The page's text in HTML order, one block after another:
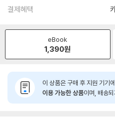
결제혜택
eBook
1,390원
이 상품은 구매 후 지원 기기
이용 가능한 상품이며, 배송